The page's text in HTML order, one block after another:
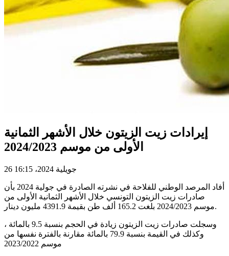
إيرادات زيت الزيتون خلال الأشهر الثمانية
الأولى من موسم 2024/2023
26 جويلية 2024، 16:15
أفاد المرصد الوطني للفلاحة في نشرته الصادرة في جولية 2024 بأن
صادرات زيت الزيتون التونسي خلال الأشهر الثمانية الأولى من
موسم 2024/2023 بلغت 165.2 ألف طن بقيمة 4391.9 مليون دينار.
وسجلت صادرات زيت الزيتون زيادة في الحجم بنسبة 9.5 بالمائة ،
وكذلك في القيمة بنسبة 79.9 بالمائة مقارنة بالفترة نفسها من
موسم 2023/2022